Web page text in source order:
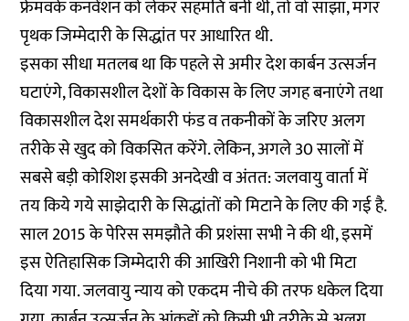
फ्रेमवर्क कनवेंशन को लेकर सहमति बनी थी, तो वो साझा, मगर
पृथक जिम्मेदारी के सिद्धांत पर आधारित थी.
इसका सीधा मतलब था कि पहले से अमीर देश कार्बन उत्सर्जन
घटाएंगे, विकासशील देशों के विकास के लिए जगह बनाएंगे तथा
विकासशील देश समर्थकारी फंड व तकनीकों के जरिए अलग
तरीके से खुद को विकसित करेंगे. लेकिन, अगले 30 सालों में
सबसे बड़ी कोशिश इसकी अनदेखी व अंतत: जलवायु वार्ता में
तय किये गये साझेदारी के सिद्धांतों को मिटाने के लिए की गई है.
साल 2015 के पेरिस समझौते की प्रशंसा सभी ने की थी, इसमें
इस ऐतिहासिक जिम्मेदारी की आखिरी निशानी को भी मिटा
दिया गया. जलवायु न्याय को एकदम नीचे की तरफ धकेल दिया